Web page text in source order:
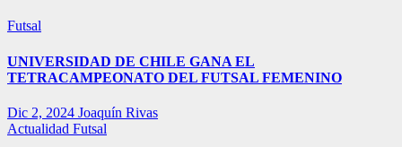
Futsal
UNIVERSIDAD DE CHILE GANA EL
TETRACAMPEONATO DEL FUTSAL FEMENINO
Dic 2, 2024 Joaquín Rivas
Actualidad Futsal